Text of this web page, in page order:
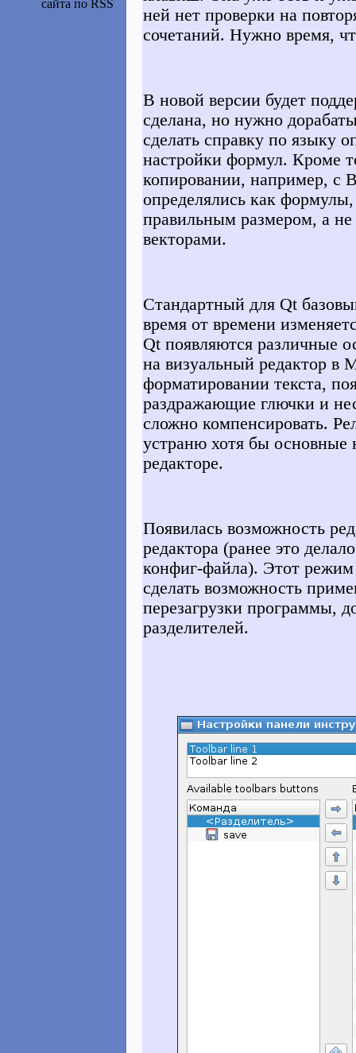
сайта по RSS
ней нет проверки на
сочетаний. Нужно время,
В новой версии будет
сделана, но нужно
сделать справку по языку
настройки формул. Кроме
копировании, например, с
определялись как
правильным размером, а не
векторами.
Стандартный для Qt
время от времени
Qt появляются различные
на визуальный редактор в
форматировании текста,
раздражающие глючки и
сложно компенсировать.
устраню хотя бы основные
редакторе.
Появилась возможность
редактора (ранее это
конфиг-файла). Этот режим
сделать возможность
перезагрузки программы,
разделителей.